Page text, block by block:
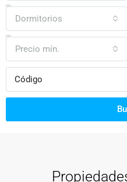
Dormitorios
Precio mín.